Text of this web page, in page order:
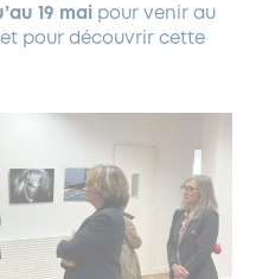
19 mai pour venir au
pour découvrir cette